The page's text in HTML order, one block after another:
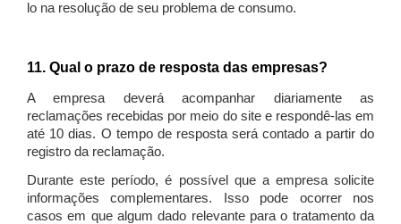
lo na resolução de seu problema de consumo.
11. Qual o prazo de resposta das empresas?
A empresa deverá acompanhar diariamente as
reclamações recebidas por meio do site e respondê-las em
até 10 dias. O tempo de resposta será contado a partir do
registro da reclamação.
Durante este período, é possível que a empresa solicite
informações complementares. Isso pode ocorrer nos
casos em que algum dado relevante para o tratamento da